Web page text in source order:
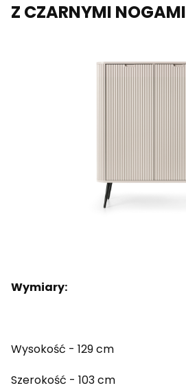
Z CZARNYMI NOGAMI
Wymiary:
Wysokość - 129 cm
Szerokość - 103 cm